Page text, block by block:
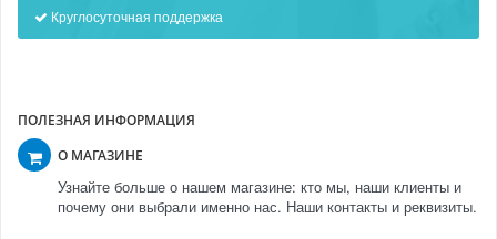
Круглосуточная поддержка
ПОЛЕЗНАЯ ИНФОРМАЦИЯ
О МАГАЗИНЕ
Узнайте больше о нашем магазине: кто мы, наши клиенты и
почему они выбрали именно нас. Наши контакты и реквизиты.